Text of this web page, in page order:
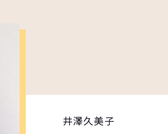
井澤久美子